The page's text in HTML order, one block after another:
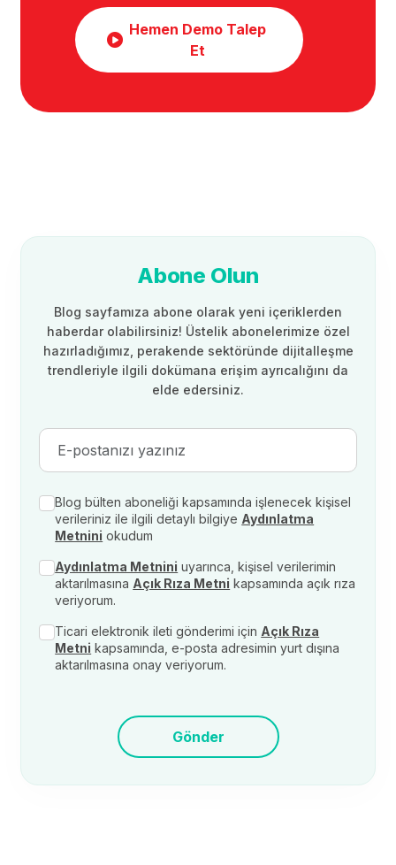
Hemen Demo Talep
Et
Abone Olun
Blog sayfamıza abone olarak yeni içeriklerden
haberdar olabilirsiniz! Üstelik abonelerimize özel
hazırladığımız, perakende sektöründe dijitalleşme
trendleriyle ilgili dokümana erişim ayrıcalığını da
elde edersiniz.
Blog bülten aboneliği kapsamında işlenecek kişisel
verileriniz ile ilgili detaylı bilgiye Aydınlatma
Metnini okudum
Aydınlatma Metnini uyarınca, kişisel verilerimin
aktarılmasına Açık Rıza Metni kapsamında açık rıza
veriyorum.
Ticari elektronik ileti gönderimi için Açık Rıza
Metni kapsamında, e-posta adresimin yurt dışına
aktarılmasına onay veriyorum.
Gönder